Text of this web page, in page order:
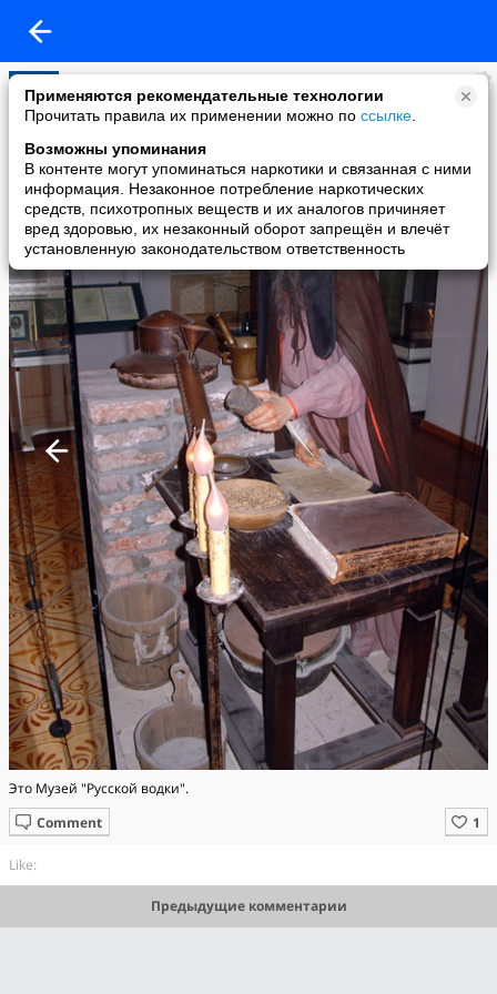
Применяются рекомендательные технологии
Прочитать правила их применении можно по ссылке
Возможны упоминания
В контенте могут упоминаться наркотики и связанная с ними
информация. Незаконное потребление наркотических
средств, психотропных веществ и их аналогов причиняет
вред здоровью, их незаконный оборот запрещён и влечёт
установленную законодательством ответственность
С Уважением Бестаев С.В.
added a photo
15 Jan в 13:08
Это Музей "Русской водки".
Comment
Like:
Предыдущие комментарии